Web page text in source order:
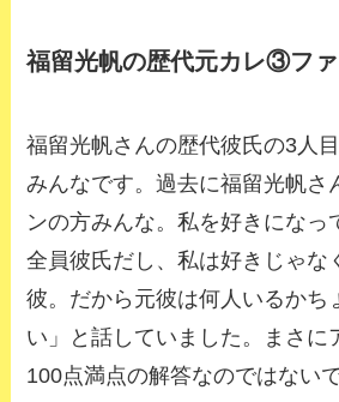
福留光帆の歴代元カレ③フ
福留光帆さんの歴代彼氏の3人
みんなです。過去に福留光帆さ
ンの方みんな。私を好きになっ
全員彼氏だし、私は好きじゃな
彼。だから元彼は何人いるかち
い」と話していました。まさに
100点満点の解答なのではない